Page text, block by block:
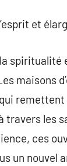
et
maisons
travers les
ces
un nouvel